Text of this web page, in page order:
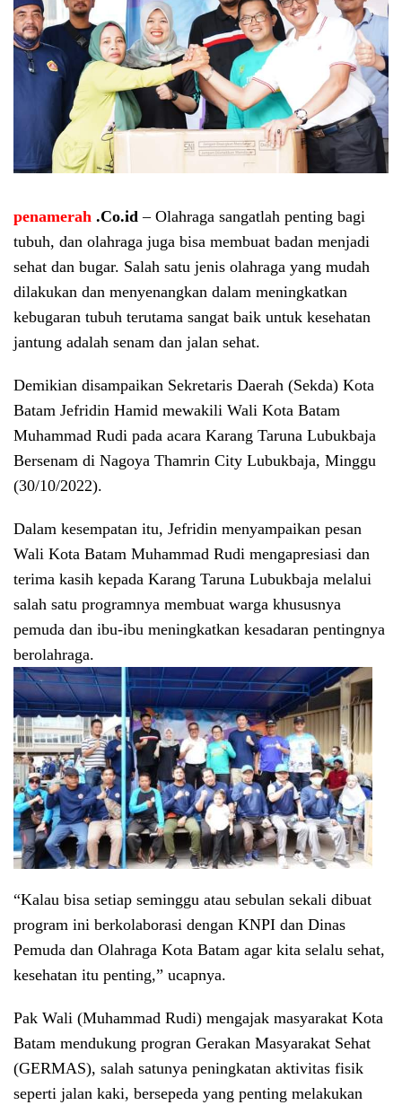
penamerah .Co.id – Olahraga sangatlah penting bagi
tubuh, dan olahraga juga bisa membuat badan menjadi
sehat dan bugar. Salah satu jenis olahraga yang mudah
dilakukan dan menyenangkan dalam meningkatkan
kebugaran tubuh terutama sangat baik untuk kesehatan
jantung adalah senam dan jalan sehat.
Demikian disampaikan Sekretaris Daerah (Sekda) Kota
Batam Jefridin Hamid mewakili Wali Kota Batam
Muhammad Rudi pada acara Karang Taruna Lubukbaja
Bersenam di Nagoya Thamrin City Lubukbaja, Minggu
(30/10/2022).
Dalam kesempatan itu, Jefridin menyampaikan pesan
Wali Kota Batam Muhammad Rudi mengapresiasi dan
terima kasih kepada Karang Taruna Lubukbaja melalui
salah satu programnya membuat warga khususnya
pemuda dan ibu-ibu meningkatkan kesadaran pentingnya
berolahraga.
“Kalau bisa setiap seminggu atau sebulan sekali dibuat
program ini berkolaborasi dengan KNPI dan Dinas
Pemuda dan Olahraga Kota Batam agar kita selalu sehat,
kesehatan itu penting,” ucapnya.
Pak Wali (Muhammad Rudi) mengajak masyarakat Kota
Batam mendukung progran Gerakan Masyarakat Sehat
(GERMAS), salah satunya peningkatan aktivitas fisik
seperti jalan kaki, bersepeda yang penting melakukan